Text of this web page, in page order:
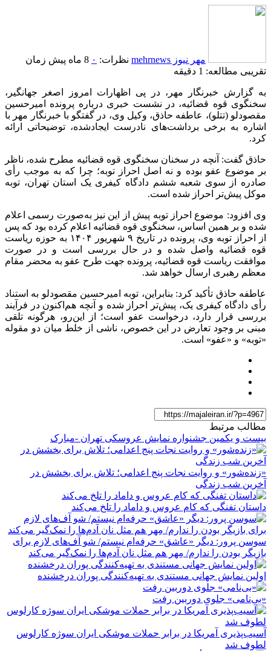
مهر نیوز mehrnews نظرات: ۰ 8 ماه پیش
زمان
تقریبی مطالعه: 1 دقیقه
به گزارش خبرنگار مهر، در پی اظهارات امروز اصغر جهانگیر،
سخنگوی قوه قضائیه، در نشست خبری درباره پرونده امیرحسین
مقصودلو (تتلو)، عاطفه حاذق، وکیل وی، در گفتگو با خبرنگار مهر با
اشاره به برخی برداشت‌های نادرست ایجادشده، توضیحاتی ارائه
کرد.
حاذق گفت: آنچه در سخنان سخنگوی قوه قضائیه مطرح شده، ناظر
بر موضوع عفو بوده و نه اصل احراز توبه؛ چرا که به موجب رأی
صادره از سوی شعبه ششم دادگاه کیفری یک استان تهران، توبه
موکل پیش‌تر احراز شده است.
وی افزود: موضوع احراز توبه پیش از این نیز به‌صورت رسمی اعلام
شده و بر همین اساس، سخنگوی قوه قضائیه اعلام کرده بود که پس
از احراز توبه وی، پرونده در تاریخ ۹ شهریور ۱۴۰۴ به حوزه ریاست
قوه قضائیه واصل شده و در حال بررسی است و در صورت
موافقت ریاست قوه قضائیه، پرونده جهت طرح عفو به محضر مقام
معظم رهبری ارسال خواهد شد.
عاطفه حاذق تأکید کرد: بنابراین، توبه امیرحسین مقصودلو به استناد
رأی دادگاه کیفری یک، پیش‌تر احراز شده و آنچه هم‌اکنون در فرآیند
بررسی قرار دارد، درخواست عفو است؛ از این‌رو، هرگونه تلقی
مبنی بر وجود تعارض در این خصوص، ناشی از خلط میان دو مقوله
«توبه» و «عفو» است.
مطالب مرتبط
بیست و یکمین جشنواره نمایش عروسکی تهران -مبارک
«زنده‌شور» و روایت نجات پنج اعدامی؛ تلاش برای بخشش در
آخرین شب زندگی
داستان تفنگی که کام عروس و داماد را تلخ می‌کند
سوسن پرور: دیگر «عاشق» حرفه‌ام نیستم/ شو آف‌های لازم برای
بازیگر بودن را ندارم/ مِهر هم مثل نان آدم‌ها را نمک‌گیر می‌کند
اولین نمایش جهانی مستندی به تهیه‌کنندگی پوران درخشنده
«بی‌نامی» جلوی دوربین رفت
آسیب‌پذیری آمریکا در برابر حملات موشکی ایران سوژه کارلوس
لطوف شد